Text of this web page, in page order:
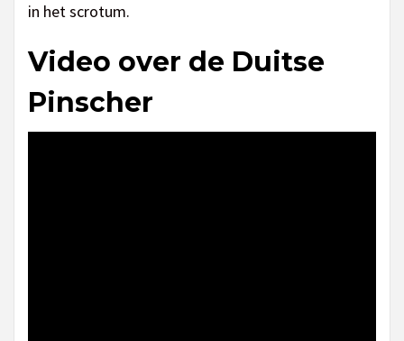
in het scrotum.
Video over de Duitse
Pinscher